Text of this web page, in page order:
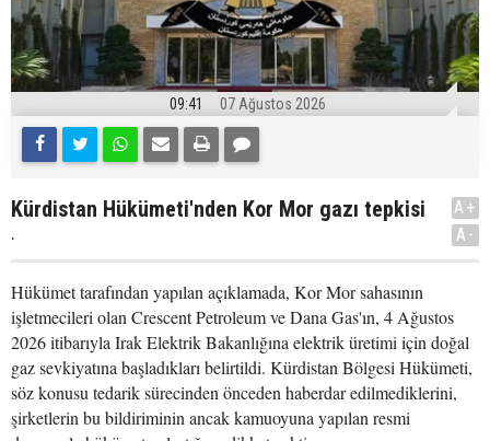
09:41 07 Ağustos 2026
Kürdistan Hükümeti'nden Kor Mor gazı tepkisi
.
A+
A-
Hükümet tarafından yapılan açıklamada, Kor Mor sahasının
işletmecileri olan Crescent Petroleum ve Dana Gas'ın, 4 Ağustos
2026 itibarıyla Irak Elektrik Bakanlığına elektrik üretimi için doğal
gaz sevkiyatına başladıkları belirtildi. Kürdistan Bölgesi Hükümeti,
söz konusu tedarik sürecinden önceden haberdar edilmediklerini,
şirketlerin bu bildiriminin ancak kamuoyuna yapılan resmi